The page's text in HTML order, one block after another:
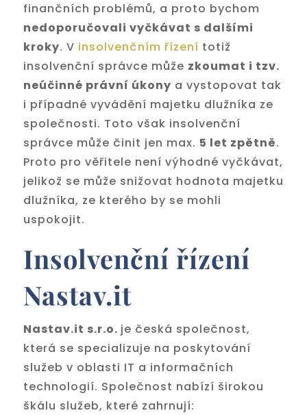
finančních problémů, a proto bychom
nedoporučovali vyčkávat s dalšími
kroky. V insolvenčním řízení totiž
insolvenční správce může zkoumat i tzv.
neúčinné právní úkony a vystopovat tak
i případné vyvádění majetku dlužníka ze
společnosti. Toto však insolvenční
správce může činit jen max. 5 let zpětně.
Proto pro věřitele není výhodné vyčkávat,
jelikož se může snižovat hodnota majetku
dlužníka, ze kterého by se mohli
uspokojit.
Insolvenční řízení
Nastav.it
Nastav.it s.r.o. je česká společnost,
která se specializuje na poskytování
služeb v oblasti IT a informačních
technologií. Společnost nabízí širokou
škálu služeb, které zahrnují: